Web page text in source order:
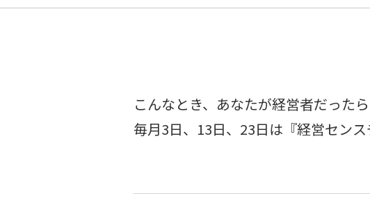
こんなとき、あなたが経営者だった
毎月3日、13日、23日は『経営セン